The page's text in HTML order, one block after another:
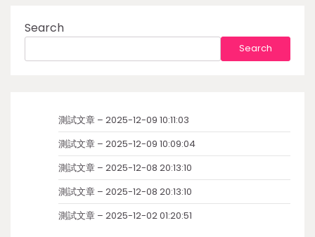
Search
Search
測試文章 – 2025-12-09 10:11:03
測試文章 – 2025-12-09 10:09:04
測試文章 – 2025-12-08 20:13:10
測試文章 – 2025-12-08 20:13:10
測試文章 – 2025-12-02 01:20:51